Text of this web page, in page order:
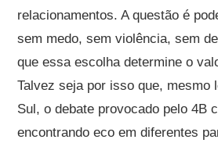
relacionamentos. A questão é
sem medo, sem violência, sem
que essa escolha determine o
Talvez seja por isso que, mesmo
Sul, o debate provocado pelo 4B
encontrando eco em diferentes